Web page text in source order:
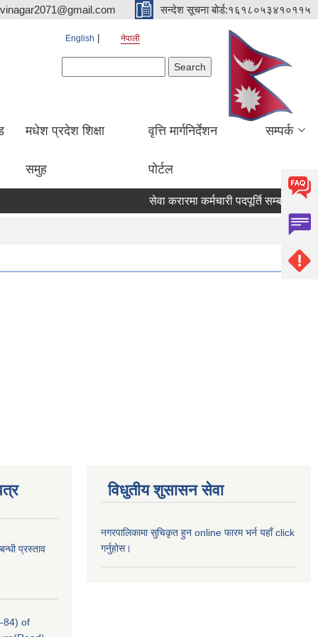
सन्देश सूचना बोर्ड:१६१८०५३४१०११५
English नेपाली
मधेश प्रदेश शिक्षा
समुह
वृत्ति मार्गनिर्देशन
पोर्टल
सम्पर्क
सेवा करारमा कर्मचारी पदपूर्ति सम्बन्धी सूचना
प्रस्ताव
84) of
विधुतीय शुसासन सेवा
नगरपालिकामा सुचिकृत हुन online फारम भर्न यहाँ click
गर्नुहोस।